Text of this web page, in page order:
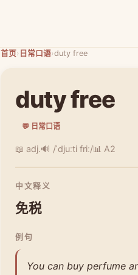
首页› 日常口语›duty free
duty free
💬 日常口语
📖 adj.🔊 /ˈdjuːti friː/📊 A2
中文释义
免税
例句
You can buy perfume